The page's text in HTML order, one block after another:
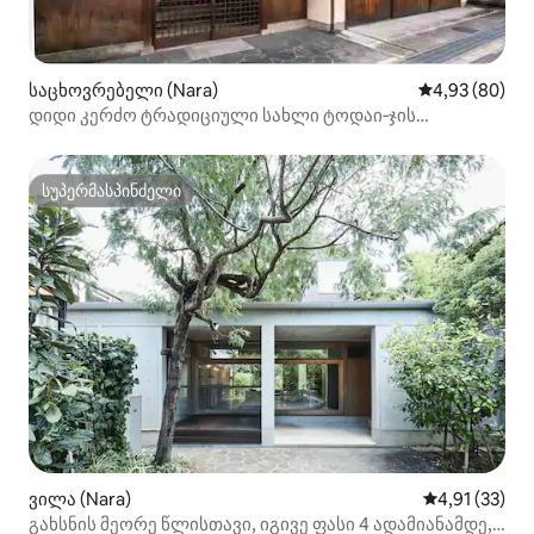
საცხოვრებელი (Nara) საშუალო
4,93 (80)
დიდი კერძო ტრადიციული სახლი ტოდაი‑ჯის
სუპერმასპინძელი
სუპერმასპინძელი
ვილა (Nara) საშუალო
4,91 (33)
გახსნის მეორე წლისთავი, იგივე ფასი 4 ადამიანამდე,